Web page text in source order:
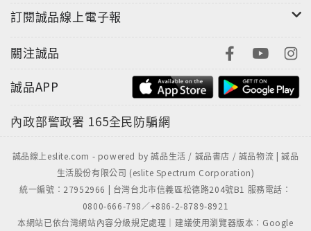
訂閱誠品線上電子報
關注誠品
誠品APP
內政部警政署 165全民防騙網
誠品線上eslite.com - powered by 誠品生活 / 誠品書店 / 誠品物流 | 誠品
生活股份有限公司 (eslite Spectrum Corporation)
統一編號：27952966 | 台灣台北市信義區松德路204號B1 服務電話：
0800-666-798／+886-2-8789-8921
本網站已依台灣網站內容分級規定處理｜建議使用瀏覽器版本：Google